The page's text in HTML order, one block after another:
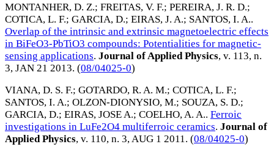
MONTANHER, D. Z.; FREITAS, V. F.; PEREIRA, J. R. D.;
COTICA, L. F.; GARCIA, D.; EIRAS, J. A.; SANTOS, I. A..
Overlap of the intrinsic and extrinsic magnetoelectric effects
in BiFeO3-PbTiO3 compounds: Potentialities for magnetic-
sensing applications. Journal of Applied Physics, v. 113, n.
3, JAN 21 2013. (08/04025-0)
VIANA, D. S. F.; GOTARDO, R. A. M.; COTICA, L. F.;
SANTOS, I. A.; OLZON-DIONYSIO, M.; SOUZA, S. D.;
GARCIA, D.; EIRAS, JOSE A.; COELHO, A. A.. Ferroic
investigations in LuFe2O4 multiferroic ceramics. Journal of
Applied Physics, v. 110, n. 3,AUG 1 2011. (08/04025-0)